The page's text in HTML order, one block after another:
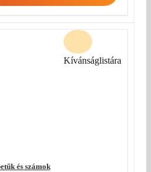
és számok
Kívánságlistára